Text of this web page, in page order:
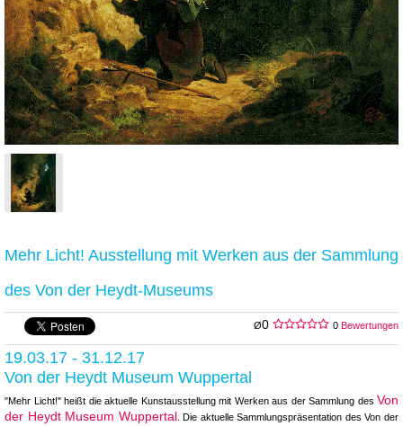
Mehr Licht! Ausstellung mit Werken aus der Sammlung
des Von der Heydt-Museums
Ø0 0 Bewertungen
19.03.17 - 31.12.17
Von der Heydt Museum Wuppertal
"Mehr Licht!" heißt die aktuelle Kunstausstellung mit Werken aus der Sammlung des Von
der Heydt Museum Wuppertal . Die aktuelle Sammlungspräsentation des Von der